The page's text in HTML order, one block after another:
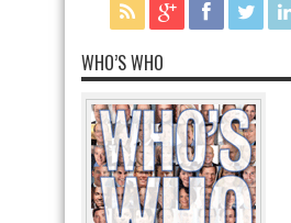
WHO’S WHO